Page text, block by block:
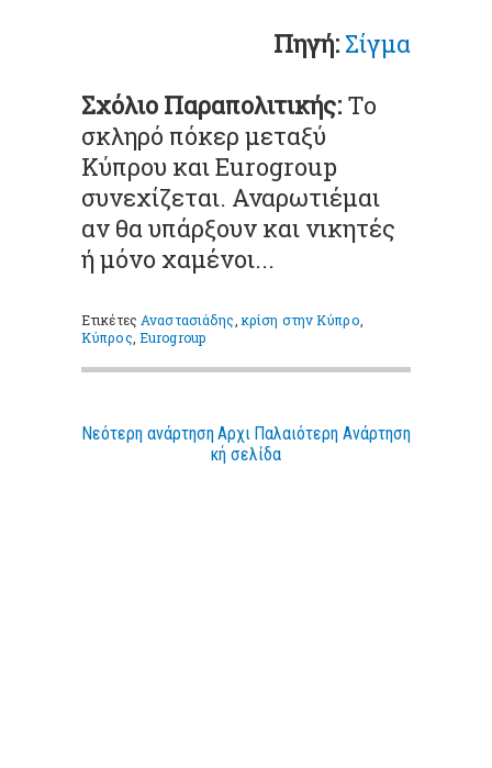
Πηγή: Σίγμα
Σχόλιο Παραπολιτικής: Το
σκληρό πόκερ μεταξύ
Κύπρου και Eurogroup
συνεχίζεται. Αναρωτιέμαι
αν θα υπάρξουν και νικητές
ή μόνο χαμένοι...
Ετικέτες Αναστασιάδης ,κρίση στην Κύπρο
Κύπρος Eurogroup
Νεότερη ανάρτηση Παλαιότερη Ανάρτηση
Αρχι
κή σελίδα